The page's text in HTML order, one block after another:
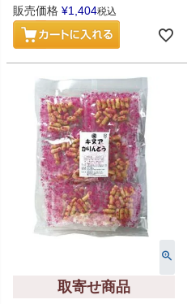
販売価格 ¥1,404税込
取寄せ商品